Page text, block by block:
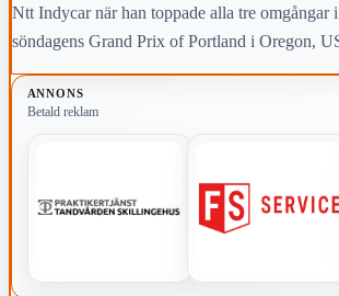
Ntt Indycar när han toppade alla tre omgångar
söndagens Grand Prix of Portland i Oregon,
ANNONS
Betald reklam